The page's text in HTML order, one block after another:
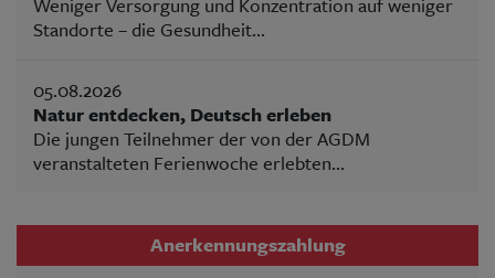
Standorte – die Gesundheit...
05.08.2026
Natur entdecken, Deutsch erleben
Die jungen Teilnehmer der von der AGDM
veranstalteten Ferienwoche erlebten...
Anerkennungszahlung